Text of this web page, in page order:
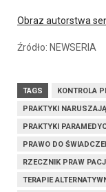
Obraz autorstwa
Źródło: NEWSERIA
TAGS
KONTROLA
PRAKTYKI
PRAKTYKI
PRAWO DO
RZECZNIK PRAW
TERAPIE